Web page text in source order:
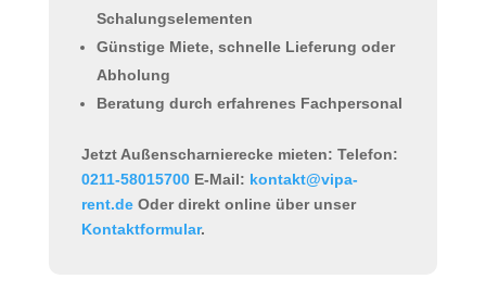
Schalungselementen
Günstige Miete, schnelle Lieferung oder
Abholung
Beratung durch erfahrenes Fachpersonal
Jetzt Außenscharnierecke mieten: Telefon:
0211-58015700E-Mail: kontakt@vipa-
rent.deOder direkt online über unser
Kontaktformular.